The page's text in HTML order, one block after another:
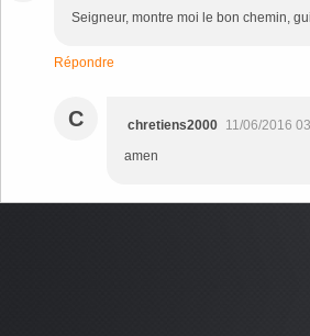
Seigneur, montre moi le bon chemin,
Répondre
C chretiens2000 11/06/2016
amen